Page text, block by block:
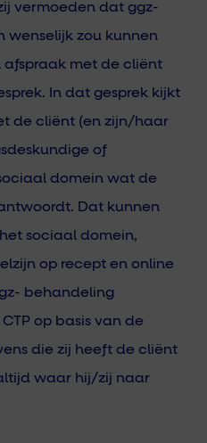
vermoeden dat ggz-
wenselijk zou kunnen
afspraak met de cliënt
In dat gesprek kijkt
de cliënt (en zijn/haar
of
domein wat de
Dat kunnen
sociaal domein,
op recept en online
behandeling
op basis van de
die zij heeft de cliënt
waar hij/zij naar